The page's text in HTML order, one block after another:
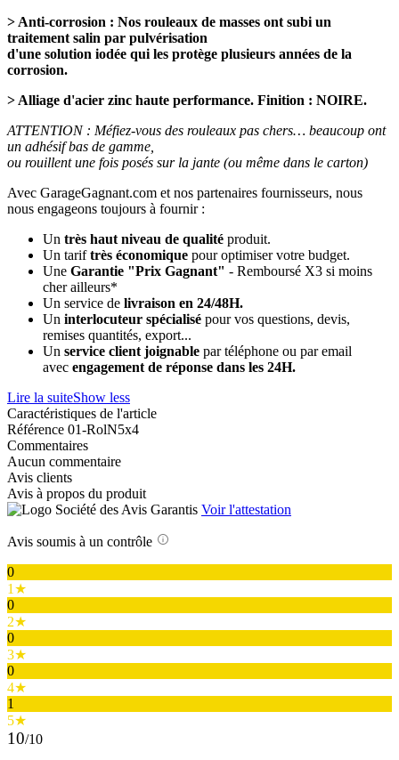
> Anti-corrosion : Nos rouleaux de masses ont subi un
traitement salin par pulvérisation
d'une solution iodée qui les protège plusieurs années de la
corrosion.
> Alliage d'acier zinc haute performance. Finition : NOIRE.
ATTENTION : Méfiez-vous des rouleaux pas chers… beaucoup ont
un adhésif bas de gamme,
ou rouillent une fois posés sur la jante (ou même dans le carton)
Avec GarageGagnant.com et nos partenaires fournisseurs, nous
nous engageons toujours à fournir :
Un très haut niveau de qualité produit.
Un tariftrès économique pour optimiser votre budget.
Une Garantie "Prix Gagnant" - Remboursé X3 si moins
cher ailleurs*
Un service de livraison en 24/48H.
Un interlocuteur spécialisé pour vos questions, devis,
remises quantités, export...
Un service client joignable par téléphone ou par email
avec engagement de réponse dans les 24H.
Lire la suiteShow less
Caractéristiques de l'article
Référence 01-RolN5x4
Commentaires
Aucun commentaire
Avis clients
Avis à propos du produit
Voir l'attestation
Avis soumis à un contrôle
0
1★
0
2★
0
3★
0
4★
1
5★
10/10